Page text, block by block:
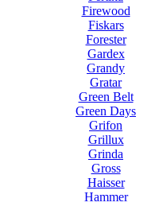
Firewood
Fiskars
Forester
Gardex
Grandy
Gratar
Green Belt
Green Days
Grifon
Grillux
Grinda
Gross
Haisser
Hammer